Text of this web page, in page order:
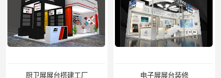
厨卫展展台搭建工厂 电子展展台装修